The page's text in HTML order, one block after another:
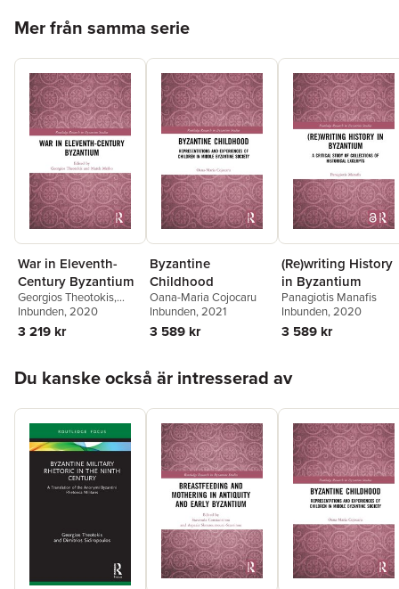
Mer från samma serie
War in Eleventh-
Century Byzantium
Georgios Theotokis,
Marek Meško
Inbunden, 2020
3 219 kr
Byzantine
Childhood
Oana-Maria Cojocaru
Inbunden, 2021
3 589 kr
(Re)writing History
in Byzantium
Panagiotis Manafis
Inbunden, 2020
3 589 kr
Du kanske också är intresserad av